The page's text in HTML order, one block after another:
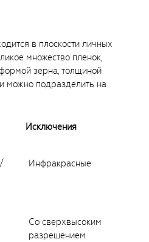
в плоскости личных
множество пленок,
зерна, толщиной
можно подразделить на
Исключения
Инфракрасные
Со сверхвысоким
разрешением